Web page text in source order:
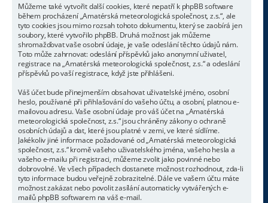
Můžeme také vytvořit další cookies, které nepatří k phpBB software
během procházení „Amatérská meteorologická společnost, z.s.“, ale
tyto cookies jsou mimo rozsah tohoto dokumentu, který se zaobírá jen
soubory, které vytvořilo phpBB. Druhá možnost jak můžeme
shromažďovat vaše osobní údaje, je vaše odeslání těchto údajů nám.
Toto může zahrnovat: odeslání příspěvků jako anonymní uživatel,
registrace na „Amatérská meteorologická společnost, z.s.“ a odeslání
příspěvků po vaší registrace, když jste přihlášeni.
Váš účet bude přinejmenším obsahovat uživatelské jméno, osobní
heslo, používané při přihlašování do vašeho účtu, a osobní, platnou e-
mailovou adresu. Vaše osobní údaje pro váš účet na „Amatérská
meteorologická společnost, z.s.“ jsou chráněny zákony o ochraně
osobních údajů a dat, které jsou platné v zemi, ve které sídlíme.
Jakékoliv jiné informace požadované od „Amatérská meteorologická
společnost, z.s.“ kromě vašeho uživatelského jména, vašeho hesla a
vašeho e-mailu při registraci, můžeme zvolit jako povinné nebo
dobrovolné. Ve všech případech dostanete možnost rozhodnout, zda-li
tyto informace budou veřejně zobrazitelné. Dále ve vašem účtu máte
možnost zakázat nebo povolit zasílání automaticky vytvářených e-
mailů phpBB softwarem na váš e-mail.